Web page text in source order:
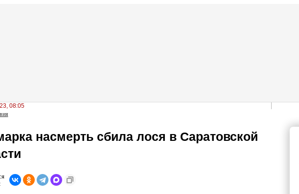
08:05
насмерть сбила лося в Саратовской